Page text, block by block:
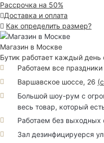
Рассрочка на 50%
Доставка и оплата
Как определить размер?
Магазин в Москве
Бутик работает каждый день
Работаем все
Варшавское шоссе, 26 (
Большой шоу-рум с
весь товар, который
Работаем без выходных
Зал дезинфицируерся